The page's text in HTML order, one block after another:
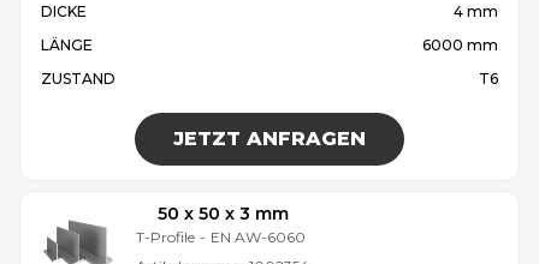
DICKE
4 mm
LÄNGE
6000 mm
ZUSTAND
T6
JETZT ANFRAGEN
50 x 50 x 3 mm
T-Profile - EN AW-6060